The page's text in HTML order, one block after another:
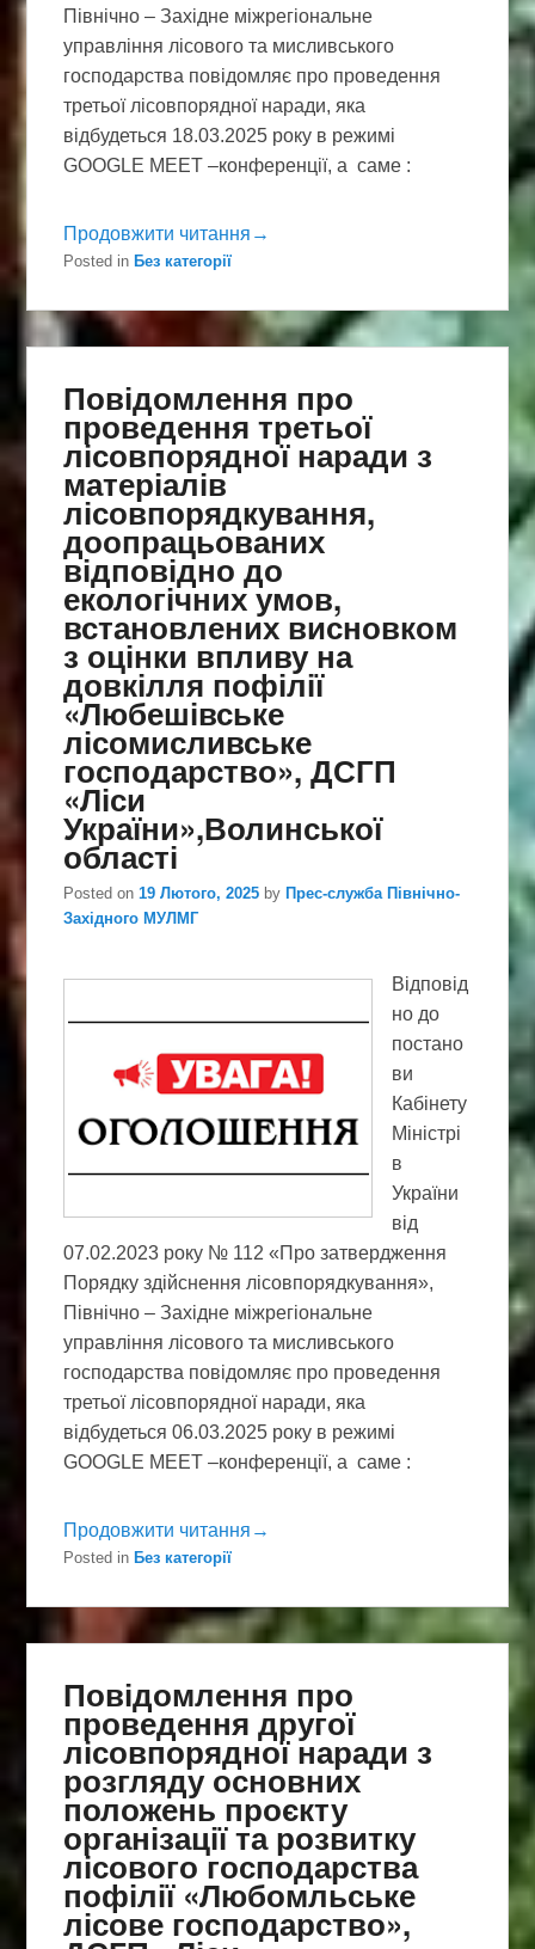
Північно – Західне міжрегіональне
управління лісового та мисливського
господарства повідомляє про проведення
третьої лісовпорядної наради, яка
відбудеться 18.03.2025 року в режимі
GOOGLE MEET –конференції, а саме :
Продовжити читання→
Posted in Без категорії
Повідомлення про
проведення третьої
лісовпорядної наради з
матеріалів
лісовпорядкування,
доопрацьованих
відповідно до
екологічних умов,
встановлених висновком
з оцінки впливу на
довкілля пофілії
«Любешівське
лісомисливське
господарство», ДСГП
«Ліси
України»,Волинської
області
Posted on19 Лютого, 2025 byПрес-служба Північно-
Західного МУЛМГ
Відповід
но до
постано
ви
Кабінету
Міністрі
в
України
від
07.02.2023 року № 112 «Про затвердження
Порядку здійснення лісовпорядкування»,
Північно – Західне міжрегіональне
управління лісового та мисливського
господарства повідомляє про проведення
третьої лісовпорядної наради, яка
відбудеться 06.03.2025 року в режимі
GOOGLE MEET –конференції, а саме :
Продовжити читання→
Posted in Без категорії
Повідомлення про
проведення другої
лісовпорядної наради з
розгляду основних
положень проєкту
організації та розвитку
лісового господарства
пофілії «Любомльське
лісове господарство»,